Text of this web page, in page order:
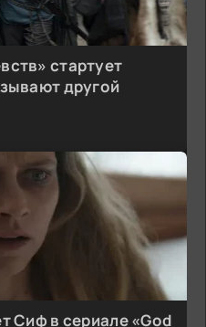
стартует
другой
Сиф в сериале «God